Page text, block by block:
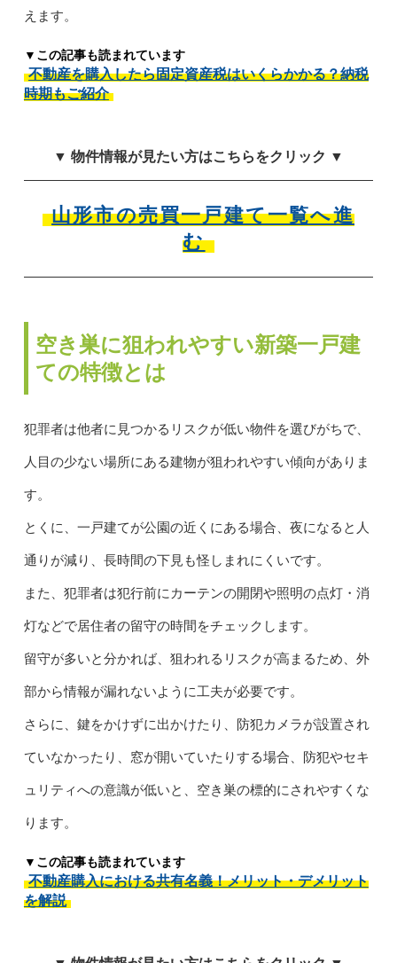
えます。
▼この記事も読まれています
不動産を購入したら固定資産税はいくらかかる？納税
時期もご紹介
▼ 物件情報が見たい方はこちらをクリック ▼
山形市の売買一戸建て一覧へ進
む
空き巣に狙われやすい新築一戸建
ての特徴とは
犯罪者は他者に見つかるリスクが低い物件を選びがちで、
人目の少ない場所にある建物が狙われやすい傾向がありま
す。
とくに、一戸建てが公園の近くにある場合、夜になると人
通りが減り、長時間の下見も怪しまれにくいです。
また、犯罪者は犯行前にカーテンの開閉や照明の点灯・消
灯などで居住者の留守の時間をチェックします。
留守が多いと分かれば、狙われるリスクが高まるため、外
部から情報が漏れないように工夫が必要です。
さらに、鍵をかけずに出かけたり、防犯カメラが設置され
ていなかったり、窓が開いていたりする場合、防犯やセキ
ュリティへの意識が低いと、空き巣の標的にされやすくな
ります。
▼この記事も読まれています
不動産購入における共有名義！メリット・デメリット
を解説